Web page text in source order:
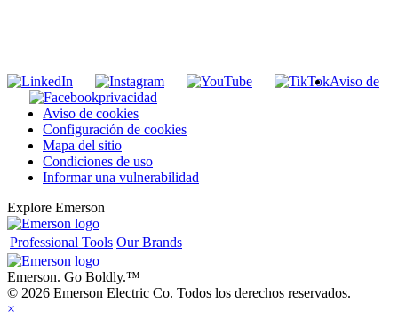
Aviso de
privacidad
Aviso de cookies
Configuración de cookies
Mapa del sitio
Condiciones de uso
Informar una vulnerabilidad
Explore Emerson
Professional Tools Our Brands
Emerson. Go Boldly.™
© 2026 Emerson Electric Co. Todos los derechos reservados.
×